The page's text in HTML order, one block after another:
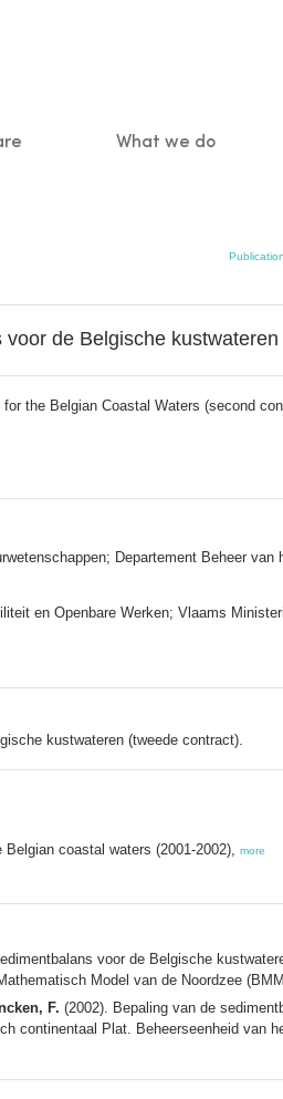
What we do
de Belgische
the Belgian Coastal Waters (second
Departement Beheer
en Openbare Werken; Vlaams
kustwateren (tweede contract).
coastal waters (2001-2002), more
voor de Belgische
Model van de Noordzee
F. (2002). Bepaling van de
continentaal Plat. Beheerseenheid van